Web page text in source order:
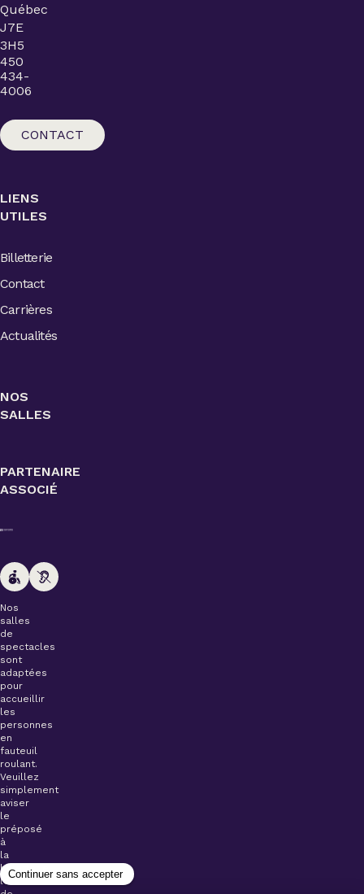
Québec
J7E
3H5
450
434-
4006
CONTACT
LIENS
UTILES
Billetterie
Contact
Carrières
Actualités
NOS
SALLES
PARTENAIRE
ASSOCIÉ
Nos
salles
de
spectacles
sont
adaptées
pour
accueillir
les
personnes
en
fauteuil
roulant.
Veuillez
simplement
aviser
le
préposé
à
la
billetterie
lors